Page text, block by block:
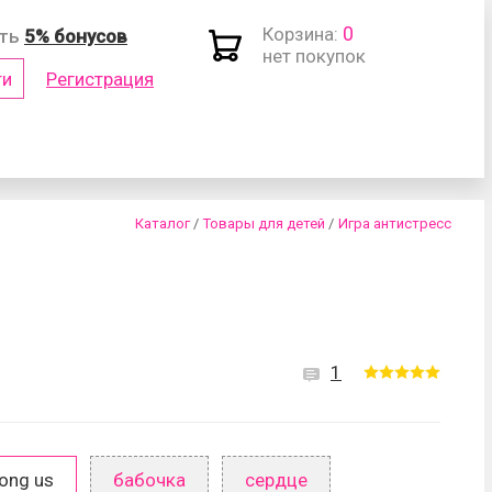
5% бонусов
Регистрация
Корзина: 0
нет покупок
Каталог / Товары для детей / Игра антистресс
1
us бабочка сердце